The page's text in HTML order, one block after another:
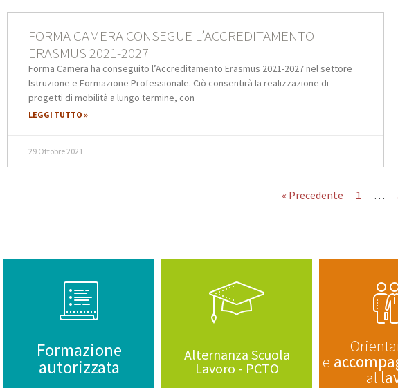
FORMA CAMERA CONSEGUE L’ACCREDITAMENTO
ERASMUS 2021-2027
Forma Camera ha conseguito l’Accreditamento Erasmus 2021-2027 nel settore
Istruzione e Formazione Professionale. Ciò consentirà la realizzazione di
progetti di mobilità a lungo termine, con
LEGGI TUTTO »
29 Ottobre 2021
« Precedente 1 …
Formazione
autorizzata
Alternanza Scuola
Lavoro - PCTO
e
al